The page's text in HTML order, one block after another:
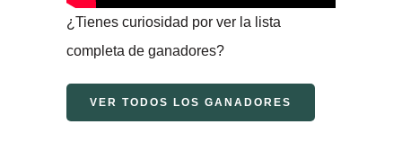
¿Tienes curiosidad por ver la lista
completa de ganadores?
VER TODOS LOS GANADORES